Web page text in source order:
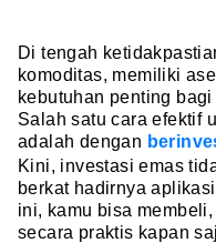
Di tengah
komoditas, memiliki
kebutuhan penting
Salah satu cara efektif
adalah dengan
Kini, investasi emas
berkat hadirnya
ini, kamu bisa
secara praktis kapan